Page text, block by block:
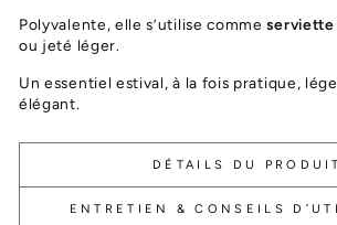
Polyvalente, elle s’utilise commeserviette
ou jeté léger.
Un essentiel estival, à la fois pratique,
élégant.
DÉTAILS DU PRODUIT
ENTRETIEN & CONSEILS